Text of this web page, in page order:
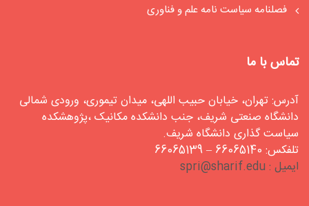
فصلنامه سیاست‏ نامه علم و فناوری
تماس با ما
آدرس: تهران، خیابان حبیب اللهی، میدان تیموری، ورودی شمالی
دانشگاه صنعتی شریف، جنب دانشکده مکانیک ،پژوهشکده
سیاست گذاری دانشگاه شریف.
تلفکس: 66065140 – 66065139
ایمیل : spri@sharif.edu